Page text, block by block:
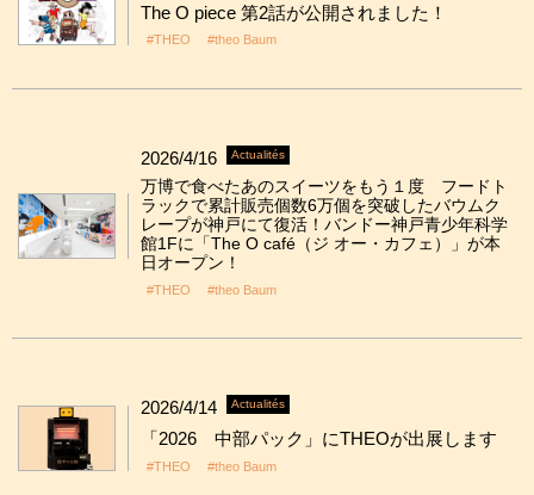
The O piece 第2話が公開されました！
#THEO #theo Baum
2026/4/16 Actualités
万博で食べたあのスイーツをもう１度 フードト
ラックで累計販売個数6万個を突破したバウムク
レープが神戸にて復活！バンドー神戸青少年科学
館1Fに「The O café（ジ オー・カフェ）」が本
日オープン！
#THEO #theo Baum
2026/4/14 Actualités
「2026 中部パック」にTHEOが出展します
#THEO #theo Baum